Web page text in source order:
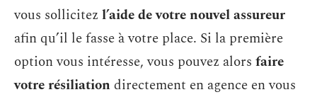
vous sollicitez l’aide de votre nouvel assureur
afin qu’il le fasse à votre place. Si la première
option vous intéresse, vous pouvez alors faire
votre résiliationdirectement en agence en vous